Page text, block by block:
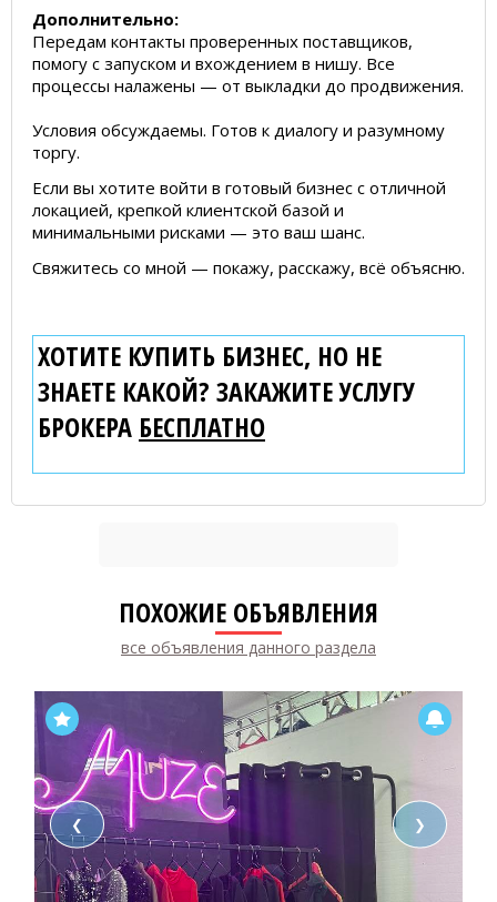
Дополнительно:
Передам контакты проверенных поставщиков,
помогу с запуском и вхождением в нишу. Все
процессы налажены — от выкладки до продвижения.
Условия обсуждаемы. Готов к диалогу и разумному
торгу.
Если вы хотите войти в готовый бизнес с отличной
локацией, крепкой клиентской базой и
минимальными рисками — это ваш шанс.
Свяжитесь со мной — покажу, расскажу, всё объясню.
ХОТИТЕ КУПИТЬ БИЗНЕС, НО НЕ
ЗНАЕТЕ КАКОЙ? ЗАКАЖИТЕ УСЛУГУ
БРОКЕРА БЕСПЛАТНО
ПОХОЖИЕ ОБЪЯВЛЕНИЯ
все объявления данного раздела
❮ ❯